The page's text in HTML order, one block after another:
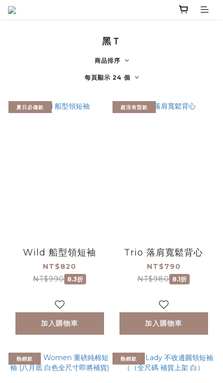
黑Ｔ
商品排序
每頁顯示 24 個
夏日必備款
Wild 船型領短袖
NT$820
NT$990 8.3折
加入購物車
超涼有型款
Trio 落肩寬鬆背心
NT$790
NT$980 8.1折
加入購物車
熱銷款 熱銷款